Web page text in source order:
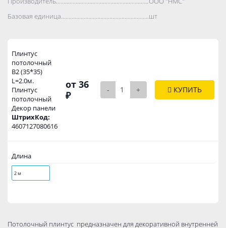
Базовая единица..................................................................................
шт
Плинтус
потолочный
В2 (35*35)
L=2.0м.
Плинтус
потолочный
Декор панели
ШтрихКод:
4607127080616
от 36
₽
- + КУПИТЬ
Длина
2 м
Потолочный плинтус предназначен для декоративной внутренней